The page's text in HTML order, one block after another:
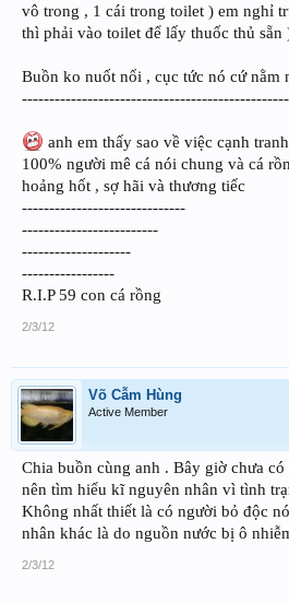
vô trong , 1 cái trong toilet ) em nghỉ
thì phải vào toilet để lấy thuốc thủ sẵn
Buồn ko nuốt nổi , cục tức nó cứ nằm
anh em thấy sao về việc cạnh
100% người mê cá nói chung và cá
hoảng hốt , sợ hãi và thương tiếc
------------------------------
-------------------------
--------------------
-----------------
R.I.P 59 con cá rồng
2/3/12
Võ Cẫm Hùng
Active Member
Chia buồn cùng anh . Bây giờ chưa
nên tìm hiểu kĩ nguyên nhân vì tình
Không nhất thiết là có người bỏ độc
nhân khác là do nguồn nước bị ô
2/3/12